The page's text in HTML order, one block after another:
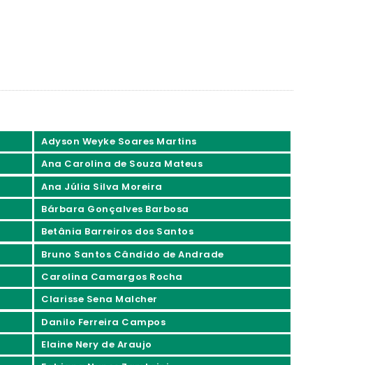
Adyson Weyke Soares Martins
Ana Carolina de Souza Mateus
Ana Júlia Silva Moreira
Bárbara Gonçalves Barbosa
Betânia Barreiros dos Santos
Bruno Santos Cândido de Andrade
Carolina Camargos Rocha
Clarisse Sena Malcher
Danilo Ferreira Campos
Elaine Nery de Araujo